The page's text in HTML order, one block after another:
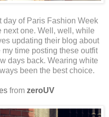
day of Paris Fashion Week
next one. Well, well, while
updating their blog about
time posting these outfit
days back. Wearing white
been the best choice.
from zeroUV